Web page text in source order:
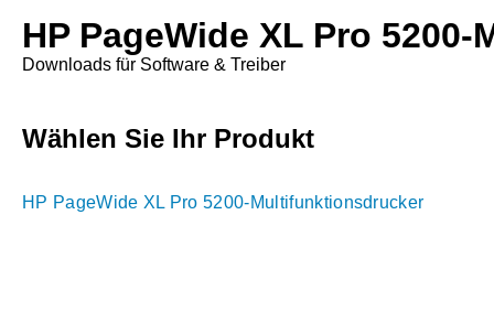
HP PageWide XL Pro
Downloads für Software & Treiber
Wählen Sie Ihr Produkt
HP PageWide XL Pro 5200-Multifunktionsdrucker